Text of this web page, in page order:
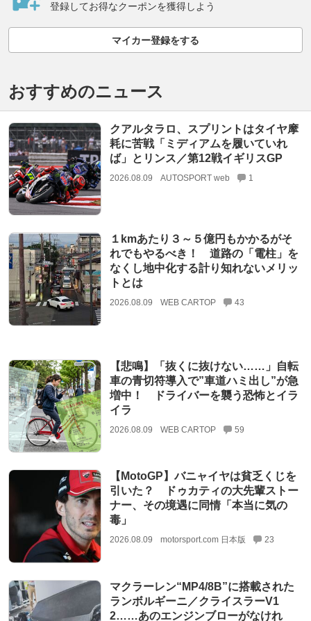
登録してお得なクーポンを獲得しよう
マイカー登録をする
おすすめのニュース
クアルタラロ、スプリントはタイヤ摩
耗に苦戦「ミディアムを履いていれ
ば」とリンス／第12戦イギリスGP
2026.08.09 AUTOSPORT web 1
１kmあたり３～５億円もかかるがそ
れでもやるべき！ 道路の「電柱」を
なくし地中化する計り知れないメリッ
トとは
2026.08.09 WEB CARTOP 43
【悲鳴】「抜くに抜けない……」自転
車の青切符導入で”車道ハミ出し”が急
増中！ ドライバーを襲う恐怖とイラ
イラ
2026.08.09 WEB CARTOP 59
【MotoGP】バニャイヤは貧乏くじを
引いた？ ドゥカティの大先輩ストー
ナー、その境遇に同情「本当に気の
毒」
2026.08.09 motorsport.com 日本版 23
マクラーレン“MP4/8B”に搭載された
ランボルギーニ／クライスラーV1
2……あのエンジンブローがなけれ